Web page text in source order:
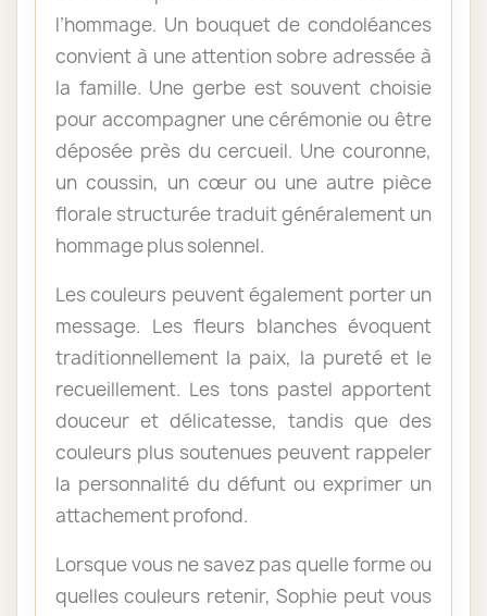
l’hommage. Un bouquet de condoléances
convient à une attention sobre adressée à
la famille. Une gerbe est souvent choisie
pour accompagner une cérémonie ou être
déposée près du cercueil. Une couronne,
un coussin, un cœur ou une autre pièce
florale structurée traduit généralement un
hommage plus solennel.
Les couleurs peuvent également porter un
message. Les fleurs blanches évoquent
traditionnellement la paix, la pureté et le
recueillement. Les tons pastel apportent
douceur et délicatesse, tandis que des
couleurs plus soutenues peuvent rappeler
la personnalité du défunt ou exprimer un
attachement profond.
Lorsque vous ne savez pas quelle forme ou
quelles couleurs retenir, Sophie peut vous